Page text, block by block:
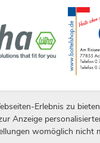
Erlebnis zu
Anzeige
womöglich
Impressum|